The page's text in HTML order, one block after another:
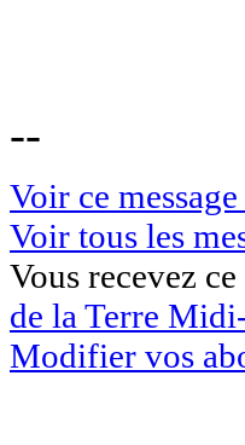
--
Voir ce
Voir tous les
Vous recevez
de la Terre
Modifier vos